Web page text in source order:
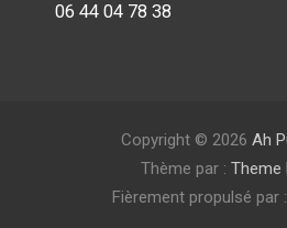
06 44 04 78 38
Copyright © 2026 Ah
Thème par : Theme
Fièrement propulsé par :